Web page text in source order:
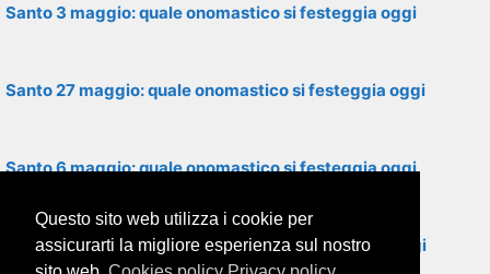
Santo 3 maggio: quale onomastico si festeggia oggi
Santo 27 maggio: quale onomastico si festeggia oggi
Santo 6 maggio: quale onomastico si festeggia oggi
Santo 20 maggio: quale onomastico si festeggia oggi
Questo sito web utilizza i cookie per
assicurarti la migliore esperienza sul nostro